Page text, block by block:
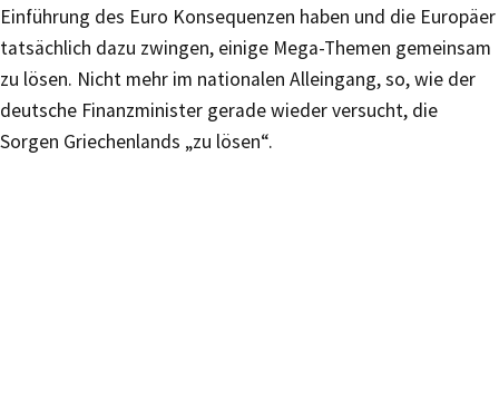
Einführung des Euro Konsequenzen haben und die Europäer
tatsächlich dazu zwingen, einige Mega-Themen gemeinsam
zu lösen. Nicht mehr im nationalen Alleingang, so, wie der
deutsche Finanzminister gerade wieder versucht, die
Sorgen Griechenlands „zu lösen“.